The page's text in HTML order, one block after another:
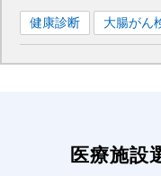
健康診断 大腸がん
医療施設